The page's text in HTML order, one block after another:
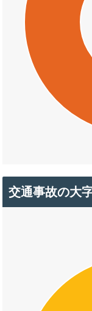
交通事故の大